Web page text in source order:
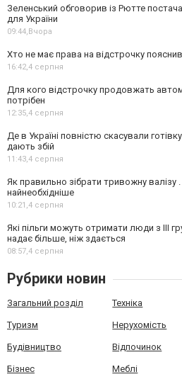
Зеленський обговорив із Рютте
для України
09:44, Вчора
Хто не має права на відстрочку
16:42, 4 серпня
Для кого відстрочку продовжать
потрібен
12:35, 4 серпня
Де в Україні повністю скасували
дають збій
11:43, 4 серпня
Як правильно зібрати тривожну
найнеобхідніше
10:21, 4 серпня
Які пільги можуть отримати люди з III
надає більше, ніж здається
08:57, 4 серпня
Рубрики новин
Загальний розділ Техніка
Туризм Нерухомість
Будівництво Відпочинок
Бізнес Меблі